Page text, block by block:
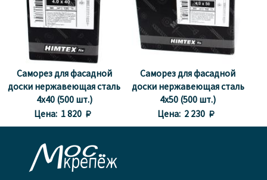
Саморез для фасадной
доски нержавеющая сталь
4x40 (500 шт.)
Цена: 1 820 
Саморез для фасадной
доски нержавеющая сталь
4x50 (500 шт.)
Цена: 2 230 